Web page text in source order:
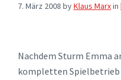
7. März 2008 byKlaus Marxin
Nachdem Sturm Emma
kompletten Spielbetrieb